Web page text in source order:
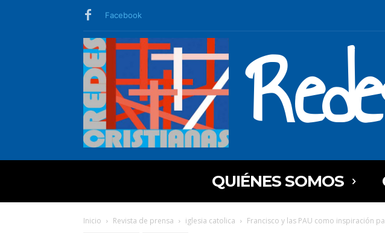
Facebook
QUIÉNES SOMOS
Inicio Revista de prensa iglesia catolica Francisco y las PAU como inspiración